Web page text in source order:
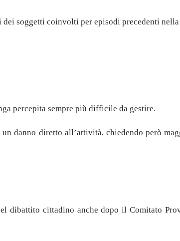
soggetti coinvolti per episodi precedenti
percepita sempre più difficile da gestire.
danno diretto all’attività, chiedendo però
dibattito cittadino anche dopo il Comitato